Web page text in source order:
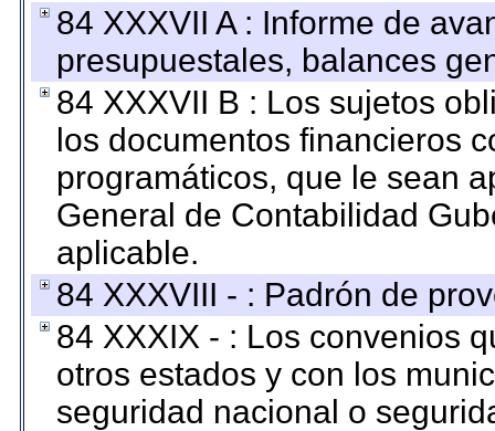
84 XXXVII A : Informe de
presupuestales, balances
84 XXXVII B : Los sujetos
los documentos financieros
programáticos, que le sean
General de Contabilidad
aplicable.
84 XXXVIII - : Padrón de
84 XXXIX - : Los convenios
otros estados y con los
seguridad nacional o